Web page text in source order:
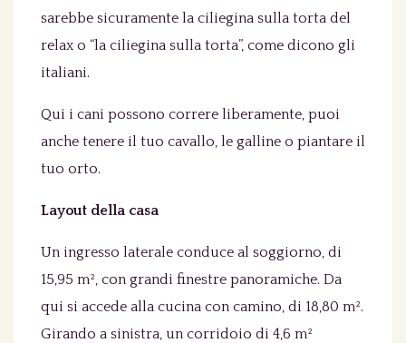
sarebbe sicuramente la ciliegina sulla torta del
relax o “la ciliegina sulla torta”, come dicono gli
italiani.
Qui i cani possono correre liberamente, puoi
anche tenere il tuo cavallo, le galline o piantare il
tuo orto.
Layout della casa
Un ingresso laterale conduce al soggiorno, di
15,95 m², con grandi finestre panoramiche. Da
qui si accede alla cucina con camino, di 18,80 m².
Girando a sinistra, un corridoio di 4,6 m²